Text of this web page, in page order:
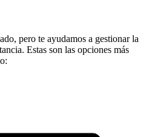
pero te ayudamos a gestionar la
Estas son las opciones más